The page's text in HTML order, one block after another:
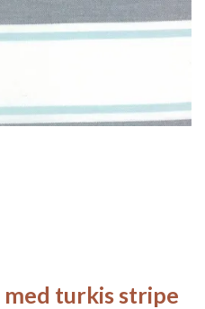
turkis stripe